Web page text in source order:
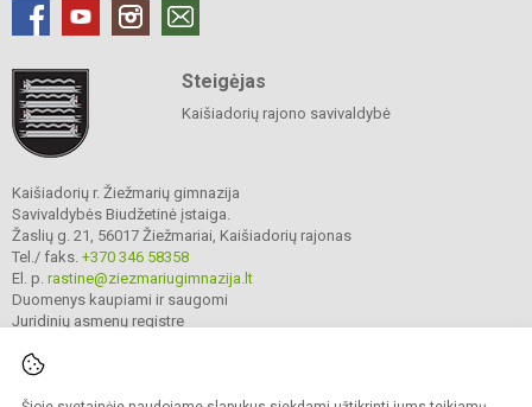
Steigėjas
Kaišiadorių rajono savivaldybė
Kaišiadorių r. Žiežmarių gimnazija
Savivaldybės Biudžetinė įstaiga.
Žaslių g. 21, 56017 Žiežmariai, Kaišiadorių rajonas
Tel./ faks. +370 346 58358
El. p. rastine@ziezmariugimnazija.lt
Duomenys kaupiami ir saugomi
Juridinių asmenų registre